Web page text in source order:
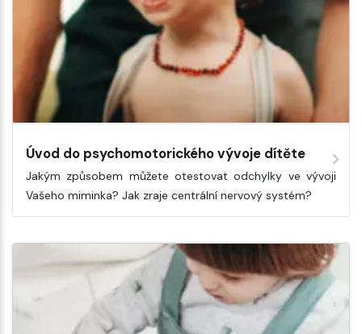
Úvod do psychomotorického vývoje dítěte
Jakým způsobem můžete otestovat odchylky ve vývoji
Vašeho miminka? Jak zraje centrální nervový systém?